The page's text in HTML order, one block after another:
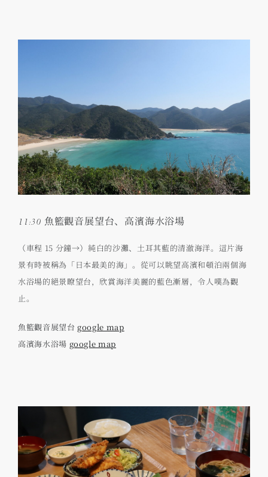
11:30 魚籃觀音展望台、高濱海水浴場
（車程 15 分鐘→）純白的沙灘、土耳其藍的清澈海洋。這片海
景有時被稱為「日本最美的海」。從可以眺望高濱和頓泊兩個海
水浴場的絕景瞭望台，欣賞海洋美麗的藍色漸層，令人嘆為觀
止。
魚籃觀音展望台google map
高濱海水浴場 google map